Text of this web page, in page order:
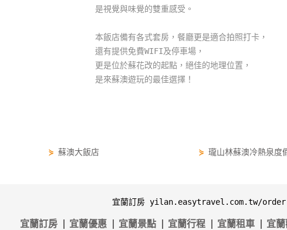
是視覺與味覺的雙重感受。
本飯店備有各式套房，餐廳更是適合拍照打卡，
還有提供免費WIFI及停車場，
更是位於蘇花改的起點，絕佳的地理位置，
是來蘇澳遊玩的最佳選擇！
⋟ 蘇澳大飯店 ⋟ 瓏山林蘇澳冷熱泉度
宜蘭訂房 yilan.easytravel.com.tw/order
宜蘭訂房 宜蘭優惠 宜蘭景點 宜蘭行程 宜蘭租車 宜